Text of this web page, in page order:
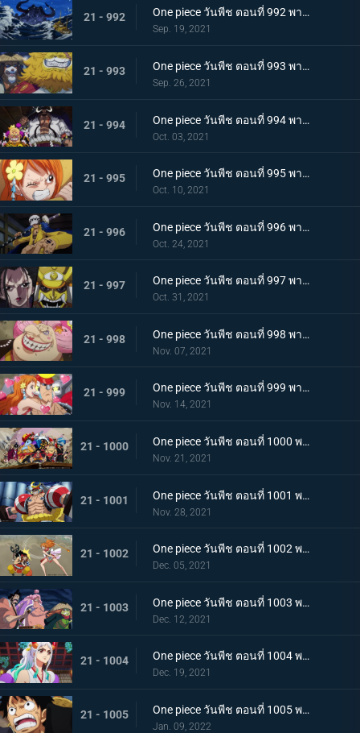
21 - 992 One piece วันพีช ตอนที่ 992 พากย์ไทย อยากจะเป็นโอเด้ง ความรู้สึกของยามาโตะ
Sep. 19, 2021
21 - 993 One piece วันพีช ตอนที่ 993 พากย์ไทย ระเบิด! พันธนาการที่มัดอิสระของยามาโตะ
Sep. 26, 2021
21 - 994 One piece วันพีช ตอนที่ 994 พากย์ไทย ปลอกดาบแดงดวลกันตัวต่อตัว คิคุโนะโจ ปะทะ คันจูโร่
Oct. 03, 2021
21 - 995 One piece วันพีช ตอนที่ 995 พากย์ไทย จู่โจมปณิธานของโอเด้งที่สืบทอดมา
Oct. 10, 2021
21 - 996 One piece วันพีช ตอนที่ 996 พากย์ไทย โอนิกาชิมะสั่นสะเทือน ลูฟี่เริ่มสงครามเต็มรูปแบบ
Oct. 24, 2021
21 - 997 One piece วันพีช ตอนที่ 997 พากย์ไทย การต่อสู้ใต้แสงจันทร์ นักรบคลั่ง ซูลอง
Oct. 31, 2021
21 - 998 One piece วันพีช ตอนที่ 998 พากย์ไทย ซุสเป็นปฏิปักษ์! นามิเข้าตาจน!
Nov. 07, 2021
21 - 999 One piece วันพีช ตอนที่ 999 พากย์ไทย เราจะปกป้องเจ้า การพบกันระหว่างยามาโตะกับโมโมโนะสุเกะ
Nov. 14, 2021
21 - 1000 One piece วันพีช ตอนที่ 1000 พากย์ไทย กำลังรบเหนือระดับ! กลุ่มหมวกฟางรวมพล
Nov. 21, 2021
21 - 1001 One piece วันพีช ตอนที่ 1001 พากย์ไทย การเชื้อเชิญที่อันตราย แผนกำจัดควีน
Nov. 28, 2021
21 - 1002 One piece วันพีช ตอนที่ 1002 พากย์ไทย โชคชะตาครั้งใหม่ นามิ กับ อุลติ
Dec. 05, 2021
21 - 1003 One piece วันพีช ตอนที่ 1003 พากย์ไทย ดาบแห่งความเด็ดเดี่ยว! ปลอกดาบแดงปะทะไคโดอีกครั้ง
Dec. 12, 2021
21 - 1004 One piece วันพีช ตอนที่ 1004 พากย์ไทย ท่าที่รับสืบทอดมา ระเบิดท่าเพลงดาบลับของโอเด้ง
Dec. 19, 2021
21 - 1005 One piece วันพีช ตอนที่ 1005 พากย์ไทย อานุภาพของอสูรน้ำแข็ง กระสุนภัยโรคระบาดแบบใหม่
Jan. 09, 2022